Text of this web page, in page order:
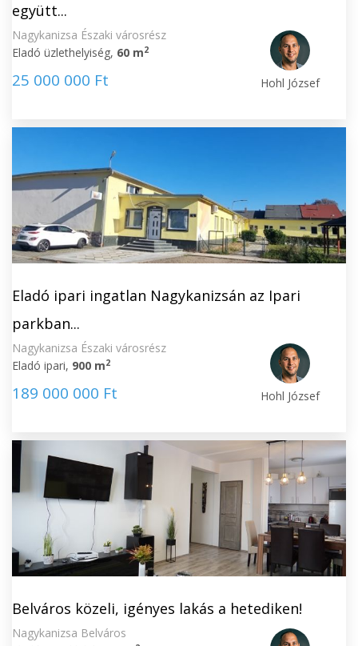
együtt...
Nagykanizsa Északi városrész
Eladó üzlethelyiség, 60 m2
25 000 000 Ft Hohl József
Eladó ipari ingatlan Nagykanizsán az Ipari
parkban...
Nagykanizsa Északi városrész
Eladó ipari, 900 m2
189 000 000 Ft Hohl József
Belváros közeli, igényes lakás a hetediken!
Nagykanizsa Belváros